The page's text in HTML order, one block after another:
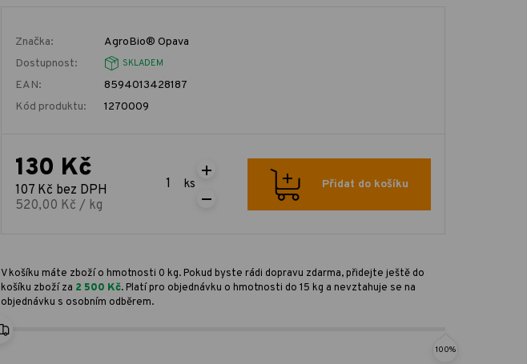
Značka:
AgroBio® Opava
Dostupnost:
SKLADEM
EAN:
8594013428187
Kód produktu:
1270009
130 Kč
107 Kč bez DPH
520,00 Kč / kg
ks Přidat do košíku
V košíku máte zboží o hmotnosti 0 kg. Pokud byste rádi dopravu zdarma, přidejte ještě do
košíku zboží za 2 500 Kč. Platí pro objednávku o hmotnosti do 15 kg a nevztahuje se na
objednávku s osobním odběrem.
100%